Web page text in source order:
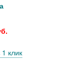
клик